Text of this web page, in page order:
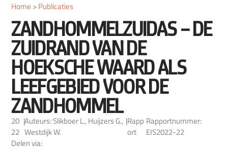
Home >Publicaties
ZANDHOMMELZUIDAS – DE
ZUIDRAND VAN DE
HOEKSCHE WAARD ALS
LEEFGEBIED VOOR DE
ZANDHOMMEL
20
22
|Auteurs: Slikboer L., Huijzers G.,
Westdijk W.
|Rapp
ort
Rapportnummer:
EIS2022-22
Delen via: